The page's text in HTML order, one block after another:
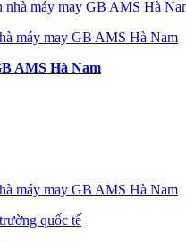
máy may GB AMS Hà Nam
AMS Hà Nam
máy may GB AMS Hà Nam